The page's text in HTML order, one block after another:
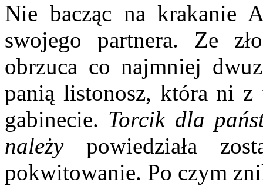
Nie bacząc na krakanie
swojego partnera. Ze
obrzuca co najmniej
panią listonosz, która ni
gabinecie. Torcik dla
należypowiedziała
pokwitowanie. Po czym